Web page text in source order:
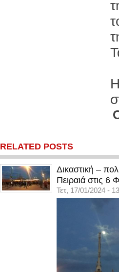
RELATED POSTS
Δικαστική –
Πειραιά στις 6
Τετ, 17/01/2024 -